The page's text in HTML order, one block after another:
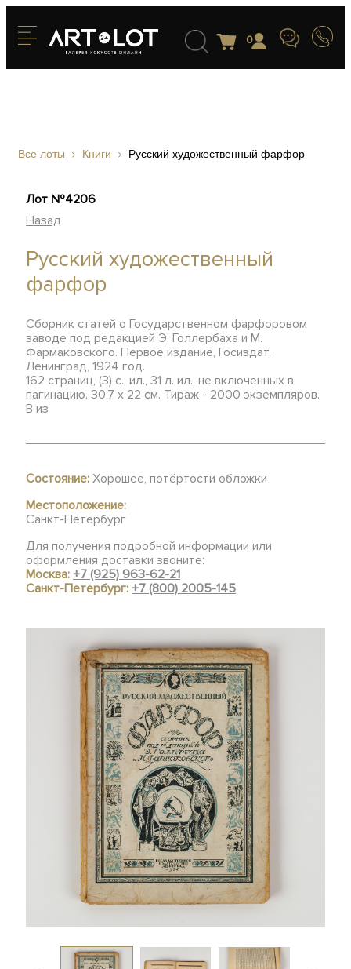
0
Все лоты Книги Русский художественный фарфор
Лот №4206
Назад
Русский художественный
фарфор
Сборник статей о Государственном фарфоровом
заводе под редакцией Э. Голлербаха и М.
Фармаковского. Первое издание, Госиздат,
Ленинград, 1924 год.
162 страниц, (3) с.: ил., 31 л. ил., не включенных в
пагинацию. 30,7 х 22 см. Тираж - 2000 экземпляров.
В из
Состояние: Хорошее, потёртости обложки
Местоположение:
Санкт-Петербург
Для получения подробной информации или
оформления доставки звоните:
Москва:+7 (925) 963-62-21
Санкт-Петербург:+7 (800) 2005-145